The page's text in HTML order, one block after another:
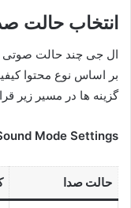
انتخاب حالت
ال جی چند حالت صوتی
بر اساس نوع محتوا
گزینه ها در مسیر زیر
Mode Settings
حالت صدا